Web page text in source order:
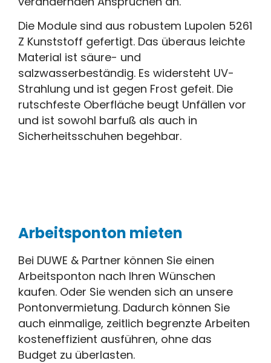
Die Module sind aus robustem Lupolen 5261
Z Kunststoff gefertigt. Das überaus leichte
Material ist säure- und
salzwasserbeständig. Es widersteht UV-
Strahlung und ist gegen Frost gefeit. Die
rutschfeste Oberfläche beugt Unfällen vor
und ist sowohl barfuß als auch in
Sicherheitsschuhen begehbar.
Arbeitsponton mieten
Bei DUWE & Partner können Sie einen
Arbeitsponton nach Ihren Wünschen
kaufen. Oder Sie wenden sich an unsere
Pontonvermietung. Dadurch können Sie
auch einmalige, zeitlich begrenzte Arbeiten
kosteneffizient ausführen, ohne das
Budget zu überlasten.